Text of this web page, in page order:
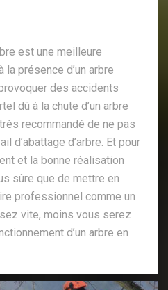
est une meilleure
présence d’un arbre
des accidents
dû à la chute d’un arbre
recommandé de ne pas
d’abattage d’arbre. Et pour
et la bonne réalisation
sûre que de mettre en
professionnel comme un
vite, moins vous serez
d’un arbre en